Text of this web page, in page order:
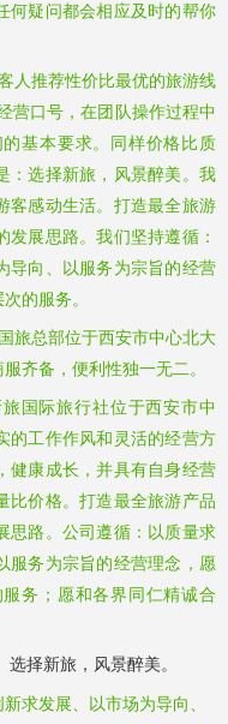
何疑问都会相应及时的帮你
人推荐性价比最优的旅游线
营口号，在团队操作过程中
基本要求。同样价格比质
：选择新旅，风景醉美。我
客感动生活。打造最全旅游
展思路。我们坚持遵循：
导向、以服务为宗旨的经营
的服务。
旅总部位于西安市中心北大
齐备，便利性独一无二。
国际旅行社位于西安市中
的工作作风和灵活的经营方
健康成长，并具有自身经营
比价格。打造最全旅游产品
思路。公司遵循：以质量求
服务为宗旨的经营理念，愿
务；愿和各界同仁精诚合
选择新旅，风景醉美。
求发展、以市场为导向、